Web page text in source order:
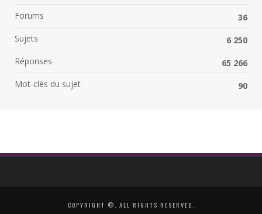
Forums
36
Sujets
6 250
Réponses
65 266
Mot-clés du sujet
90
COPYRIGHT ©, ALL RIGHTS RESERVED.